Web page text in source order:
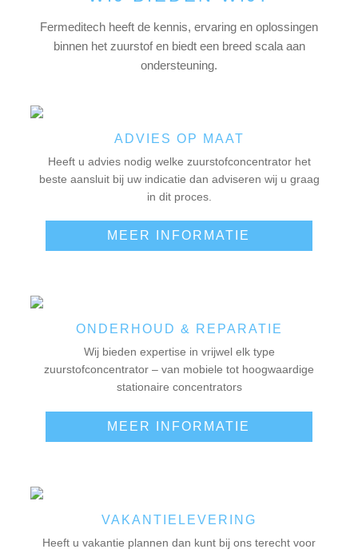
Fermeditech heeft de kennis, ervaring en oplossingen
binnen het zuurstof en biedt een breed scala aan
ondersteuning.
ADVIES OP MAAT
Heeft u advies nodig welke zuurstofconcentrator het
beste aansluit bij uw indicatie dan adviseren wij u graag
in dit proces.
MEER INFORMATIE
ONDERHOUD & REPARATIE
Wij bieden expertise in vrijwel elk type
zuurstofconcentrator – van mobiele tot hoogwaardige
stationaire concentrators
MEER INFORMATIE
VAKANTIELEVERING
Heeft u vakantie plannen dan kunt bij ons terecht voor